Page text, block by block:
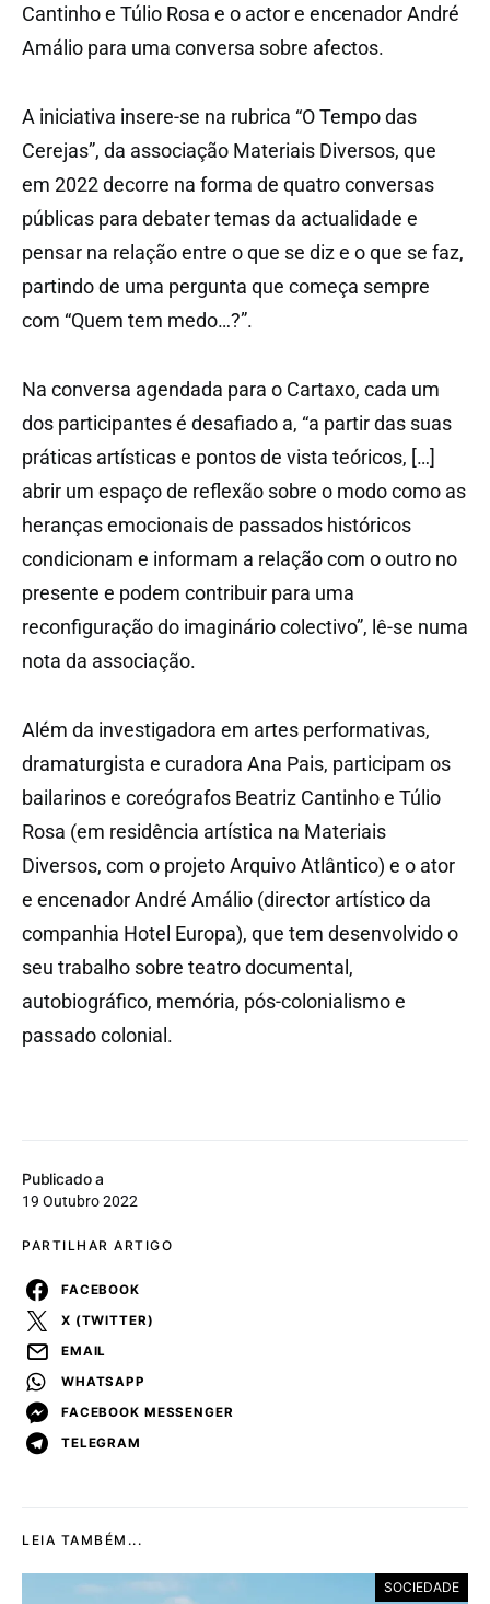
Publicado a
19 Outubro 2022
PARTILHAR ARTIGO
FACEBOOK
X (TWITTER)
EMAIL
WHATSAPP
FACEBOOK MESSENGER
TELEGRAM
Cantinho e Túlio Rosa e o actor e encenador André
Amálio para uma conversa sobre afectos.
A iniciativa insere-se na rubrica “O Tempo das
Cerejas”, da associação Materiais Diversos, que
em 2022 decorre na forma de quatro conversas
públicas para debater temas da actualidade e
pensar na relação entre o que se diz e o que se faz,
partindo de uma pergunta que começa sempre
com “Quem tem medo…?”.
Na conversa agendada para o Cartaxo, cada um
dos participantes é desafiado a, “a partir das suas
práticas artísticas e pontos de vista teóricos, […]
abrir um espaço de reflexão sobre o modo como as
heranças emocionais de passados históricos
condicionam e informam a relação com o outro no
presente e podem contribuir para uma
reconfiguração do imaginário colectivo”, lê-se numa
nota da associação.
Além da investigadora em artes performativas,
dramaturgista e curadora Ana Pais, participam os
bailarinos e coreógrafos Beatriz Cantinho e Túlio
Rosa (em residência artística na Materiais
Diversos, com o projeto Arquivo Atlântico) e o ator
e encenador André Amálio (director artístico da
companhia Hotel Europa), que tem desenvolvido o
seu trabalho sobre teatro documental,
autobiográfico, memória, pós-colonialismo e
passado colonial.
LEIA TAMBÉM...
SOCIEDADE